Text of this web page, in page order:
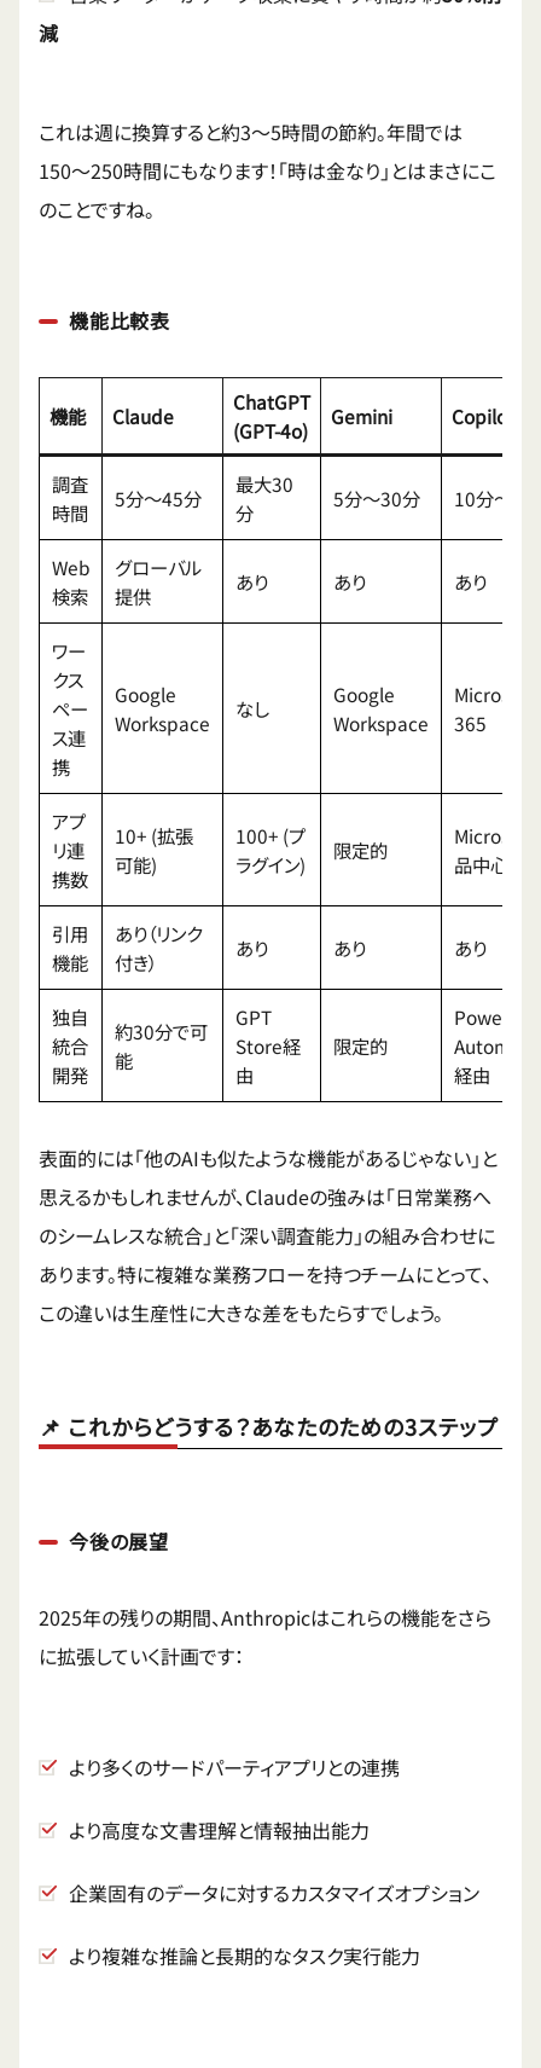
減
これは週に換算すると約3〜5時間の節約。年間では
150〜250時間にもなります！「時は金なり」とはまさにこ
のことですね。
機能比較表
機能 Claude
ChatGPT
(GPT-4o)
Gemini Copilot
調査
時間
5分〜45分
最大30
分
5分〜30分 10分〜30
Web
検索
グローバル
提供
あり あり あり
ワー
クス
ペー
ス連
携
Google
Workspace
なし
Google
Workspace
Microsoft
365
アプ
リ連
携数
10+ (拡張
可能)
100+ (プ
ラグイン)
限定的
Microsoft
品中心
引用
機能
あり（リンク
付き）
あり あり あり
独自
統合
開発
約30分で可
能
GPT
Store経
由
限定的
Power
経由
表面的には「他のAIも似たような機能があるじゃない」と
思えるかもしれませんが、Claudeの強みは「日常業務へ
のシームレスな統合」と「深い調査能力」の組み合わせに
あります。特に複雑な業務フローを持つチームにとって、
この違いは生産性に大きな差をもたらすでしょう。
📌 これからどうする？あなたのための3ステップ
今後の展望
2025年の残りの期間、Anthropicはこれらの機能をさら
に拡張していく計画です：
より多くのサードパーティアプリとの連携
より高度な文書理解と情報抽出能力
企業固有のデータに対するカスタマイズオプション
より複雑な推論と長期的なタスク実行能力